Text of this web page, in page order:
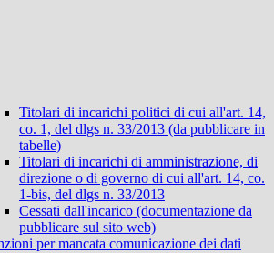
Titolari di incarichi politici di cui all'art. 14,
co. 1, del dlgs n. 33/2013 (da pubblicare in
tabelle)
Titolari di incarichi di amministrazione, di
direzione o di governo di cui all'art. 14, co.
1-bis, del dlgs n. 33/2013
Cessati dall'incarico (documentazione da
pubblicare sul sito web)
per mancata comunicazione dei dati